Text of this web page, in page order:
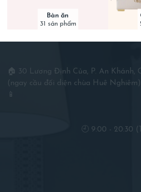
Bàn ăn
31 sản phẩm
🏠 30 Lương Định Của, P. An Khánh,
(ngay cầu đối diện chùa Huê Nghiêm)
📱
🕘 9:00 - 20:30